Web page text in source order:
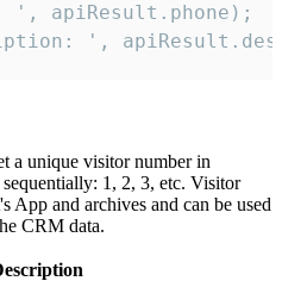
', apiResult.phone);
',
a unique visitor number in
1, 2, 3, etc. Visitor
App and archives and can be used
CRM data.